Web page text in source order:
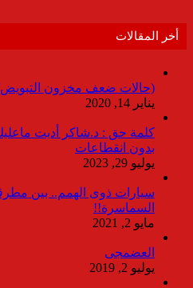
أخر المقالات
(حالات ضعف مخزون
يناير 14, 2020
بدون انقطاعات
يوليو 29, 2023
سيارات ذوى الهمم.. بين
السماسرة!!
مايو 2, 2021
العضمجى
يوليو 2, 2019